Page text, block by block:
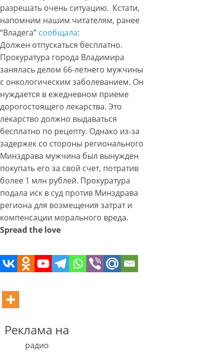
разрешать очень ситуацию. Кстати,
напомним нашим читателям, ранее
“Владега” сообщала:
Должен отпускаться бесплатно.
Прокуратура города Владимира
занялась делом 66-летнего мужчины
с онкологическим заболеванием. Он
нуждается в ежедневном приеме
дорогостоящего лекарства. Это
лекарство должно выдаваться
бесплатно по рецепту. Однако из-за
задержек со стороны регионального
Минздрава мужчина был вынужден
покупать его за свой счет, потратив
более 1 млн рублей. Прокуратура
подала иск в суд против Минздрава
региона для возмещения затрат и
компенсации морального вреда.
Spread the love
Реклама на
радио